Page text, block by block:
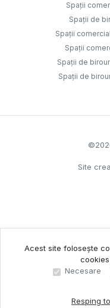
Sună acum
Spații
Spații de
Spații
Spații
Spații de
Spații de
©
Site
Acest site folosește
Necesare
Resping